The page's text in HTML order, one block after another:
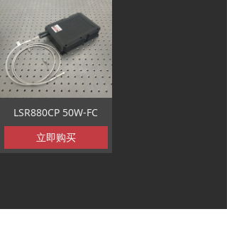
LSR880CP 50W-FC
立即购买